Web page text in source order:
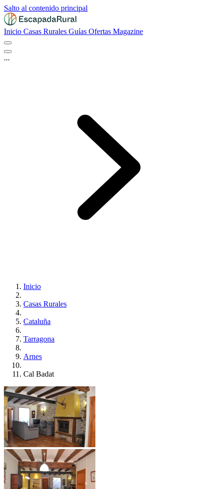
Salto al contenido principal
Inicio Casas Rurales Guías Ofertas Magazine
...
Inicio
Casas Rurales
Cataluña
Tarragona
Arnes
Cal Badat